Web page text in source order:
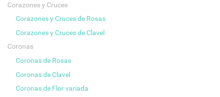
Corazones y Cruces
Corazones y Cruces de Rosas
Corazones y Cruces de Clavel
Coronas
Coronas de Rosas
Coronas de Clavel
Coronas de Flor variada